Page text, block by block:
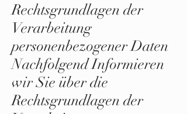
Rechtsgrundlagen der
Verarbeitung
personenbezogener Daten
Nachfolgend Informieren
wir Sie über die
Rechtsgrundlagen der